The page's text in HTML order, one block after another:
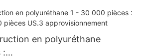
en polyuréthane
: